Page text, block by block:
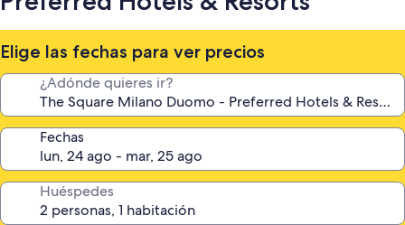
Elige las fechas para ver precios
¿Adónde quieres ir?
Fechas
Huéspedes